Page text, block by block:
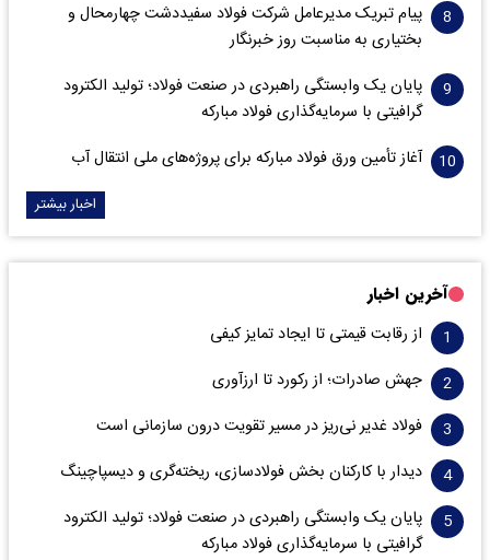
پیام تبریک مدیرعامل شرکت فولاد سفیددشت چهارمحال و
بختیاری به مناسبت روز خبرنگار
پایان یک وابستگی راهبردی در صنعت فولاد؛ تولید الکترود
گرافیتی با سرمایه‌گذاری فولاد مبارکه
آغاز تأمین ورق فولاد مبارکه برای پروژه‌های ملی انتقال آب
اخبار بیشتر
آخرین اخبار
از رقابت قیمتی تا ایجاد تمایز کیفی
جهش صادرات؛ از رکورد تا ارزآوری
فولاد غدیر نی‌ریز در مسیر تقویت درون سازمانی است
دیدار با کارکنان بخش فولادسازی، ریخته‌گری و دیسپاچینگ
پایان یک وابستگی راهبردی در صنعت فولاد؛ تولید الکترود
گرافیتی با سرمایه‌گذاری فولاد مبارکه